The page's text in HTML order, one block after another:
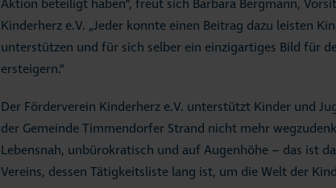
Aktion beteiligt haben“, freut sich Barbara Bergmann,
Kinderherz e.V. „Jeder konnte einen Beitrag dazu leisten
unterstützen und für sich selber ein einzigartiges Bild für
ersteigern.“
Der Förderverein Kinderherz e.V. unterstützt Kinder und
der Gemeinde Timmendorfer Strand nicht mehr
Lebensnah, unbürokratisch und auf Augenhöhe – das ist
Vereins, dessen Tätigkeitsliste lang ist, um die Welt der